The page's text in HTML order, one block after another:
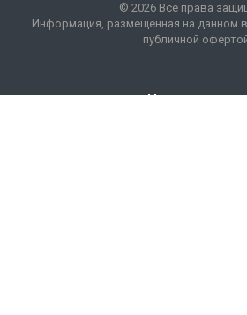
© 2026 Все права
Информация, размещенная на данном
публичной
Наши контакты